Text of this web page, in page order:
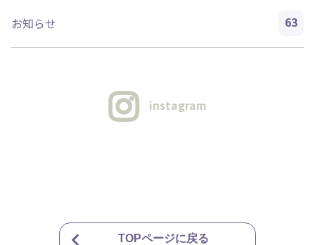
お知らせ 63
instagram
TOPページに戻る